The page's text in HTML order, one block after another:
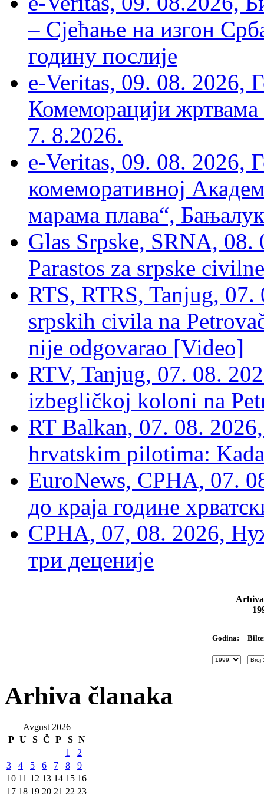
– Сјећање на изгон
годину послије
e-Veritas, 09. 08. 2026,
Комеморацији жртвама
7. 8.2026.
e-Veritas, 09. 08. 2026,
комеморативној
марама плава“,
Glas Srpske, SRNA,
Parastos za srpske
RTS, RTRS, Tanjug,
srpskih civila na
nije odgovarao [Video]
RTV, Tanjug, 07. 08.
izbegličkoj koloni na
RT Balkan, 07. 08.
hrvatskim pilotima:
EuroNews, СРНА, 07.
до краја године
СРНА, 07, 08. 2026,
три деценије
Godina:
Arhiva članaka
Avgust 2026
P U S Č P S N
1
2
3
4 5 6 7 8
9
10 11 12 13 14 15 16
17 18 19 20 21 22 23